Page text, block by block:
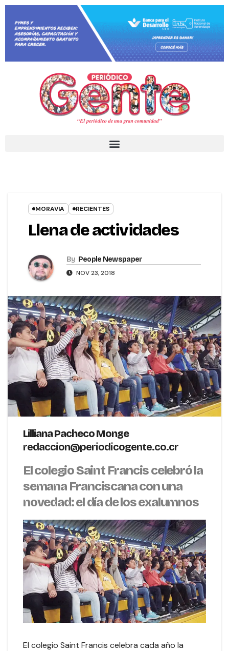
MORAVIA RECIENTES
Llena de actividades
By People Newspaper
NOV 23, 2018
Lilliana Pacheco Monge
redaccion@periodicogente.co.cr
El colegio Saint Francis celebró la
semana Franciscana con una
novedad: el día de los exalumnos
El colegio Saint Francis celebra cada año la